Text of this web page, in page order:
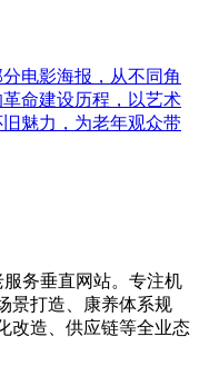
电影海报，从不同角
命建设历程，以艺术
魅力，为老年观众带
务垂直网站。专注机
景打造、康养体系规
改造、供应链等全业态